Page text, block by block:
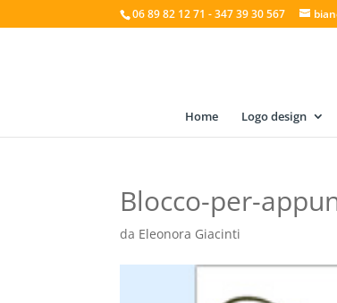
06 89 82 12 71 - 347 39 30 567
Home Logo design
Blocco-per-
da Eleonora Giacinti